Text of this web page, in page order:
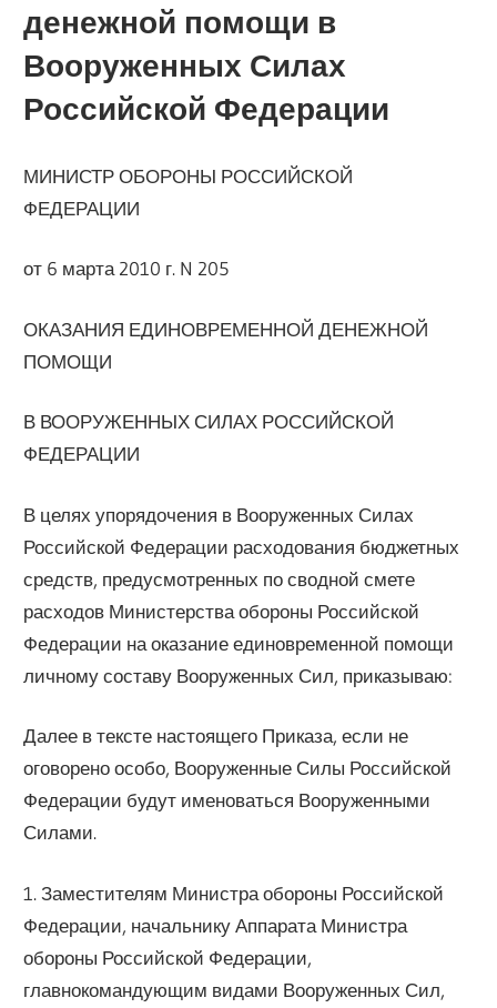
денежной помощи в
Вооруженных Силах
Российской Федерации
МИНИСТР ОБОРОНЫ РОССИЙСКОЙ
ФЕДЕРАЦИИ
от 6 марта 2010 г. N 205
ОКАЗАНИЯ ЕДИНОВРЕМЕННОЙ ДЕНЕЖНОЙ
ПОМОЩИ
В ВООРУЖЕННЫХ СИЛАХ РОССИЙСКОЙ
ФЕДЕРАЦИИ
В целях упорядочения в Вооруженных Силах
Российской Федерации расходования бюджетных
средств, предусмотренных по сводной смете
расходов Министерства обороны Российской
Федерации на оказание единовременной помощи
личному составу Вооруженных Сил, приказываю:
Далее в тексте настоящего Приказа, если не
оговорено особо, Вооруженные Силы Российской
Федерации будут именоваться Вооруженными
Силами.
1. Заместителям Министра обороны Российской
Федерации, начальнику Аппарата Министра
обороны Российской Федерации,
главнокомандующим видами Вооруженных Сил,